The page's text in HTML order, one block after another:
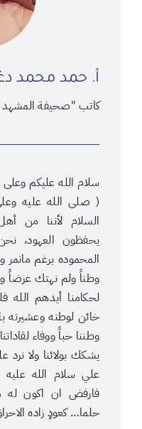
أ. حمد محمد
كاتب "صحيفة المشهد
سلام الله عليكم
( صلى الله عليه
السلام لأننا من
يحفظون العهود،
المحموده برغم مانمر
وطناً ولم نهتك عرضاً
لحكامنا أيدهم الله
خائن لوطنه وعشيرته
وطننا حباً ووفاء
يشكك بولائنا ولا نرد
علي سلام الله
فارفض ان اكون له
حلما… كعودٍ زاده